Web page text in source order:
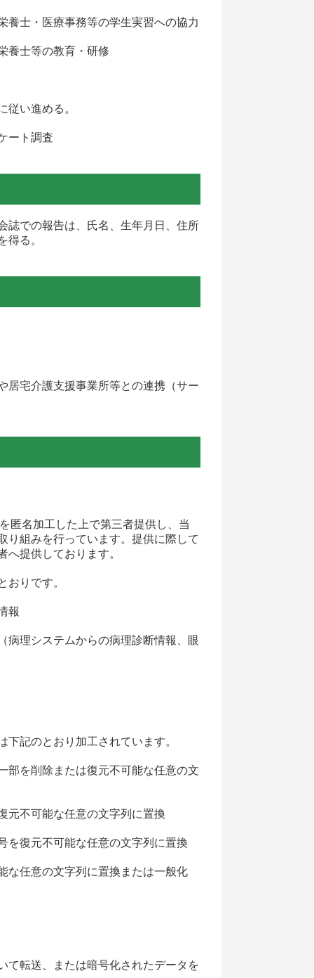
士・医療事務等の学生実習への協力
養士等の教育・研修
い進める。
ート調査
での報告は、氏名、生年月日、住所
得る。
宅介護支援事業所等との連携（サー
匿名加工した上で第三者提供し、当
り組みを行っています。提供に際して
提供しております。
おりです。
報
理システムからの病理診断情報、眼
記のとおり加工されています。
を削除または復元不可能な任意の文
不可能な任意の文字列に置換
復元不可能な任意の文字列に置換
任意の文字列に置換または一般化
て転送、または暗号化されたデータを